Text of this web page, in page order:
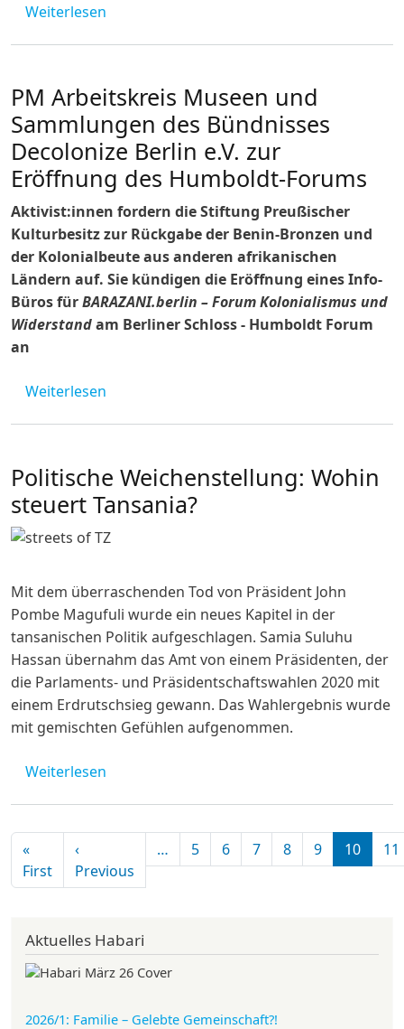
Weiterlesen
PM Arbeitskreis Museen und
Sammlungen des Bündnisses
Decolonize Berlin e.V. zur
Eröffnung des Humboldt-Forums
Aktivist:innen fordern die Stiftung Preußischer
Kulturbesitz zur Rückgabe der Benin-Bronzen und
der Kolonialbeute aus anderen afrikanischen
Ländern auf. Sie kündigen die Eröffnung eines Info-
Büros fürBARAZANI.berlin – Forum Kolonialismus und
Widerstandam Berliner Schloss - Humboldt Forum
an
Weiterlesen
Politische Weichenstellung: Wohin
steuert Tansania?
Mit dem überraschenden Tod von Präsident John
Pombe Magufuli wurde ein neues Kapitel in der
tansanischen Politik aufgeschlagen. Samia Suluhu
Hassan übernahm das Amt von einem Präsidenten, der
die Parlaments- und Präsidentschaftswahlen 2020 mit
einem Erdrutschsieg gewann. Das Wahlergebnis wurde
mit gemischten Gefühlen aufgenommen.
Weiterlesen
Seitennummerierung
«
FirstErste Seite
‹
Previous Vorherige Seite
… 5 6 7 8 9 10 11
Aktuelles Habari
2026/1: Familie – Gelebte Gemeinschaft?!